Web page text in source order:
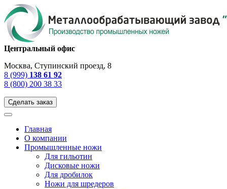
Центральный офис
Москва, Ступинский проезд, 8
8 (999) 138 61 92
8 (800) 200 38 33
Сделать заказ
Главная
О компании
Промышленные ножи
Для гильотин
Дисковые ножи
Для дробилок
Ножи для шредеров